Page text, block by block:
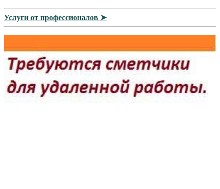
Услуги от профессионалов ➤